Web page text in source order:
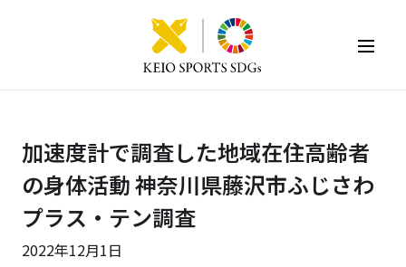
加速度計で調査した地域在住高齢者
の身体活動 神奈川県藤沢市ふじさわ
プラス・テン調査
2022年12月1日